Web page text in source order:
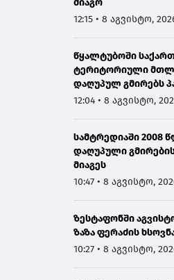
მიაგო
12:15 • 8 აგვისტო,
წყალტუბოში
ტერიტორიული
დაღუპულ გმირებს
12:04 • 8 აგვისტო,
სამტრედიაში 2008
დაღუპული
მიაგეს
10:47 • 8 აგვისტო,
ზესტაფონში
ზაზა ფერაძის
10:27 • 8 აგვისტო,